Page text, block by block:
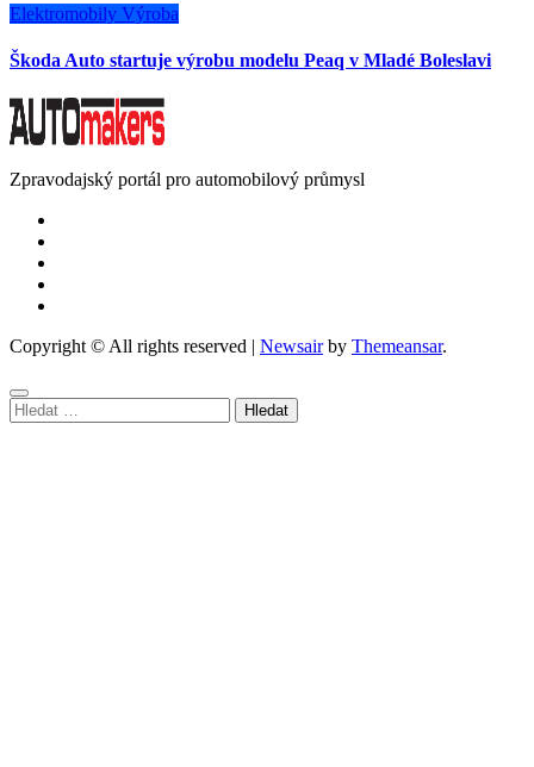
Elektromobily Výroba
Škoda Auto startuje výrobu modelu Peaq v Mladé Boleslavi
Zpravodajský portál pro automobilový průmysl
Copyright © All rights reserved | Newsairby Themeansar.
Vyhledávání